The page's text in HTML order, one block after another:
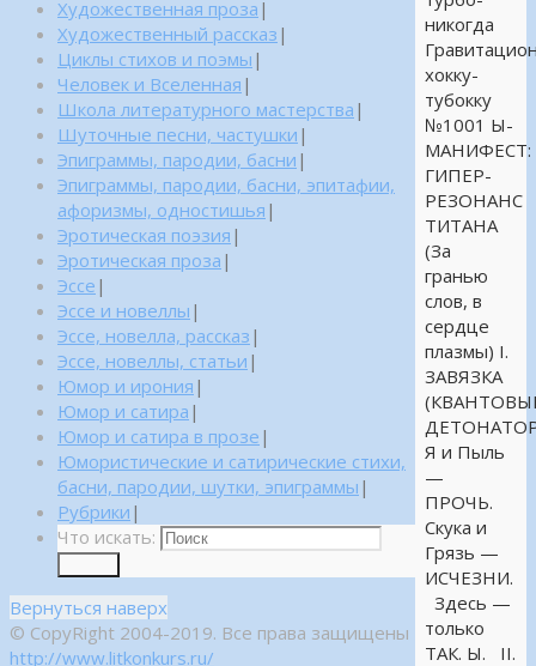
никогда
хокку-
тубокку
№1001 Ы-
МАНИФЕСТ:
ГИПЕР-
РЕЗОНАНС
ТИТАНА
(За
гранью
слов, в
сердце
плазмы) I.
ЗАВЯЗКА
Я и Пыль
—
ПРОЧЬ.
Скука и
Грязь —
ИСЧЕЗНИ.
Здесь —
только
ТАК. Ы. II.
Художественная проза |
Художественный рассказ |
Циклы стихов и поэмы |
Человек и Вселенная |
Школа литературного мастерства |
Шуточные песни, частушки |
Эпиграммы, пародии, басни |
Эпиграммы, пародии, басни, эпитафии,
афоризмы, одностишья |
Эротическая поэзия |
Эротическая проза |
Эссе |
Эссе и новеллы |
Эссе, новелла, рассказ |
Эссе, новеллы, статьи |
Юмор и ирония |
Юмор и сатира |
Юмор и сатира в прозе |
Юмористические и сатирические стихи,
басни, пародии, шутки, эпиграммы |
Рубрики |
Что искать:
Вернуться наверх
© CopyRight 2004-2019. Все права защищены
http://www.litkonkurs.ru/